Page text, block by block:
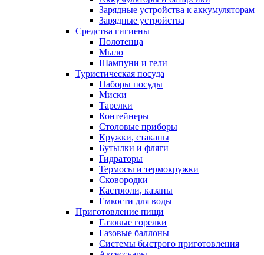
Зарядные устройства к аккумуляторам
Зарядные устройства
Средства гигиены
Полотенца
Мыло
Шампуни и гели
Туристическая посуда
Наборы посуды
Миски
Тарелки
Контейнеры
Столовые приборы
Кружки, стаканы
Бутылки и фляги
Гидраторы
Термосы и термокружки
Сковородки
Кастрюли, казаны
Ёмкости для воды
Приготовление пищи
Газовые горелки
Газовые баллоны
Системы быстрого приготовления